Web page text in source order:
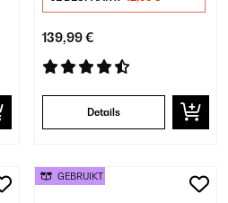
139,99 €
Details
GEBRUIKT